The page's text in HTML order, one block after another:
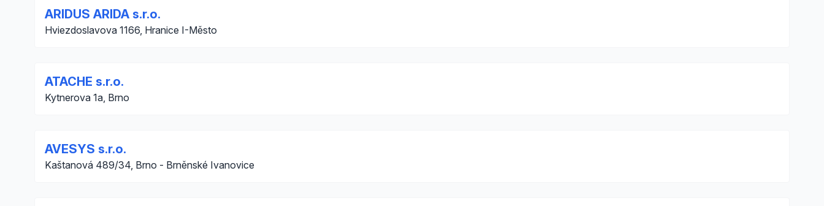
ARIDUS ARIDA s.r.o.
Hviezdoslavova 1166, Hranice I-Město
ATACHE s.r.o.
Kytnerova 1a, Brno
AVESYS s.r.o.
Kaštanová 489/34, Brno - Brněnské Ivanovice